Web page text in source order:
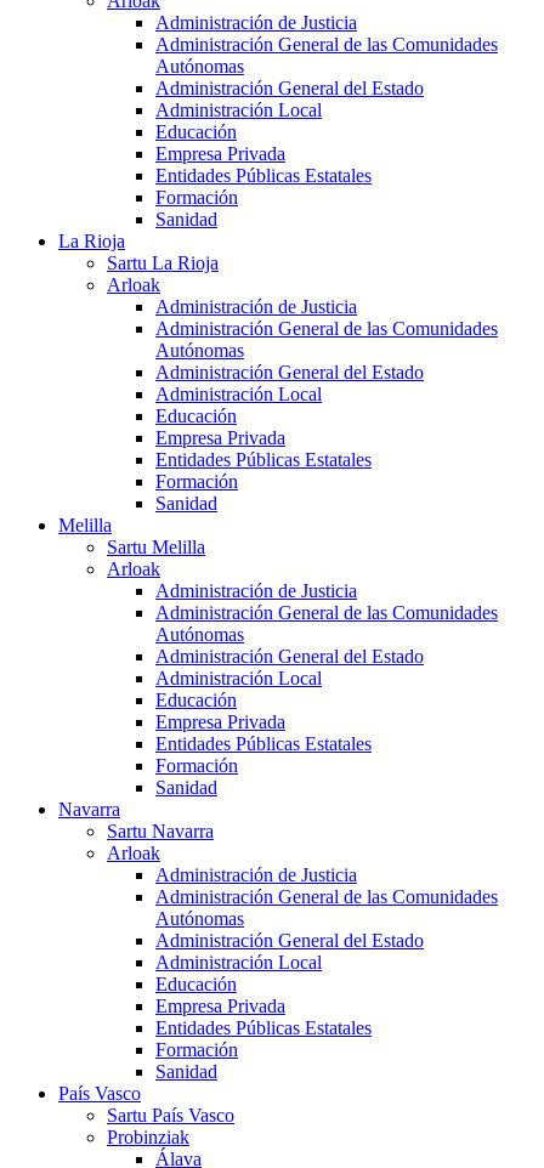
Administración de Justicia
Administración General de las Comunidades
Autónomas
Administración General del Estado
Administración Local
Educación
Empresa Privada
Entidades Públicas Estatales
Formación
Sanidad
La Rioja
Sartu La Rioja
Arloak
Administración de Justicia
Administración General de las Comunidades
Autónomas
Administración General del Estado
Administración Local
Educación
Empresa Privada
Entidades Públicas Estatales
Formación
Sanidad
Melilla
Sartu Melilla
Arloak
Administración de Justicia
Administración General de las Comunidades
Autónomas
Administración General del Estado
Administración Local
Educación
Empresa Privada
Entidades Públicas Estatales
Formación
Sanidad
Navarra
Sartu Navarra
Arloak
Administración de Justicia
Administración General de las Comunidades
Autónomas
Administración General del Estado
Administración Local
Educación
Empresa Privada
Entidades Públicas Estatales
Formación
Sanidad
País Vasco
Sartu País Vasco
Probinziak
Álava